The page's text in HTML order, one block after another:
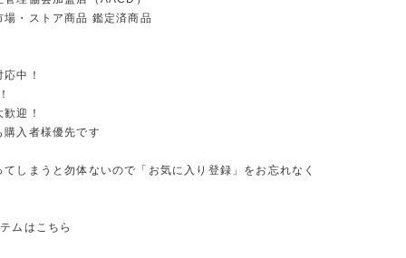
場・ストア商品 鑑定済商品
中！
迎！
購入者様優先です
てしまうと勿体ないので「お気に入り登録」をお忘れなく
ムはこちら